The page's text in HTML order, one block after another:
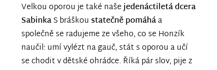
Velkou oporou je také našejedenáctiletá dcera
SabinkaS bráškou statečně pomáháa
společně se radujeme ze všeho, co se Honzík
naučil: umí vylézt na gauč, stát s oporou a učí
se chodit v dětské ohrádce. Říká pár slov, pije z